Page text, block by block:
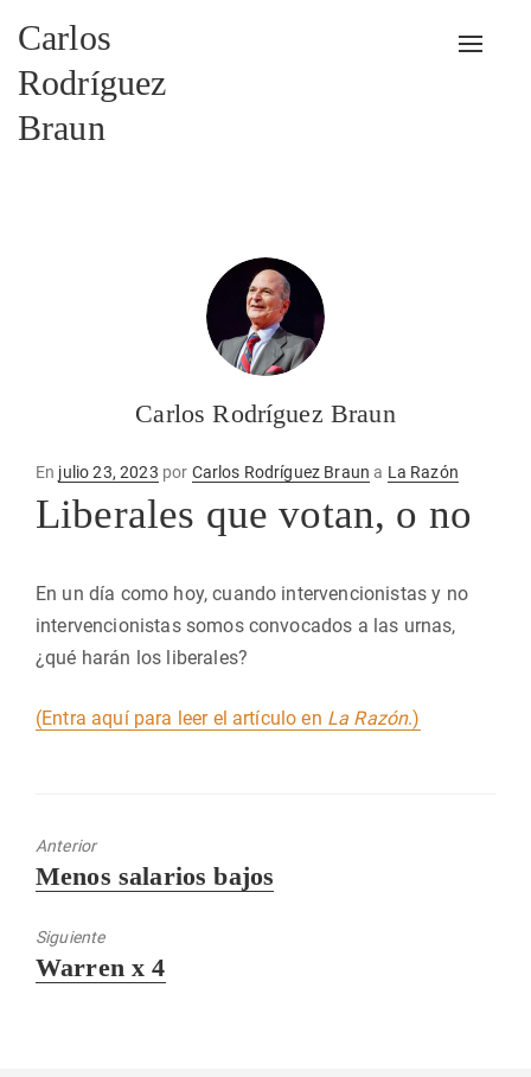
Carlos
Rodríguez
Braun
Carlos Rodríguez Braun
En Publicado
en
julio 23, 2023 por Carlos Rodríguez Braun a La Razón
Liberales que votan, o no
En un día como hoy, cuando intervencionistas y no
intervencionistas somos convocados a las urnas,
¿qué harán los liberales?
(Entra aquí para leer el artículo en La Razón.)
Anterior
Entrada
Menos salarios bajos
Siguiente
Entrada
Warren x 4